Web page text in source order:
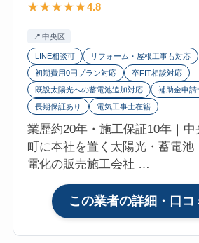
4.8
中央区
LINE相談可
リフォーム・屋根工事も対応
初期費用0円プラン対応
卒FIT相談対応
既設太陽光への蓄電池追加対応
補助金申請
長期保証あり
電気工事士在籍
業歴約20年・施工保証10年｜
町に本社を置く太陽光・蓄電池
電化の販売施工会社 …
この業者の詳細・口コ